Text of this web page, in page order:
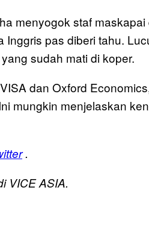
menyogok staf
Inggris pas diberi tahu.
sudah mati di koper.
dan Oxford
mungkin menjelaskan
.
VICE ASIA.